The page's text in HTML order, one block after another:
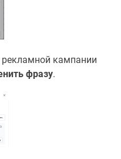
кампании
фразу.